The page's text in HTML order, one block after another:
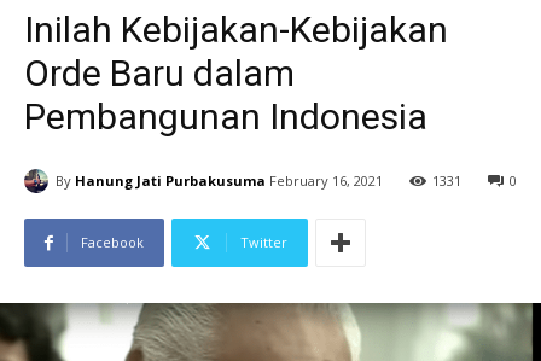
Inilah Kebijakan-Kebijakan
Orde Baru dalam
Pembangunan Indonesia
By Hanung Jati Purbakusuma February 16, 2021 0
1331
Facebook Twitter